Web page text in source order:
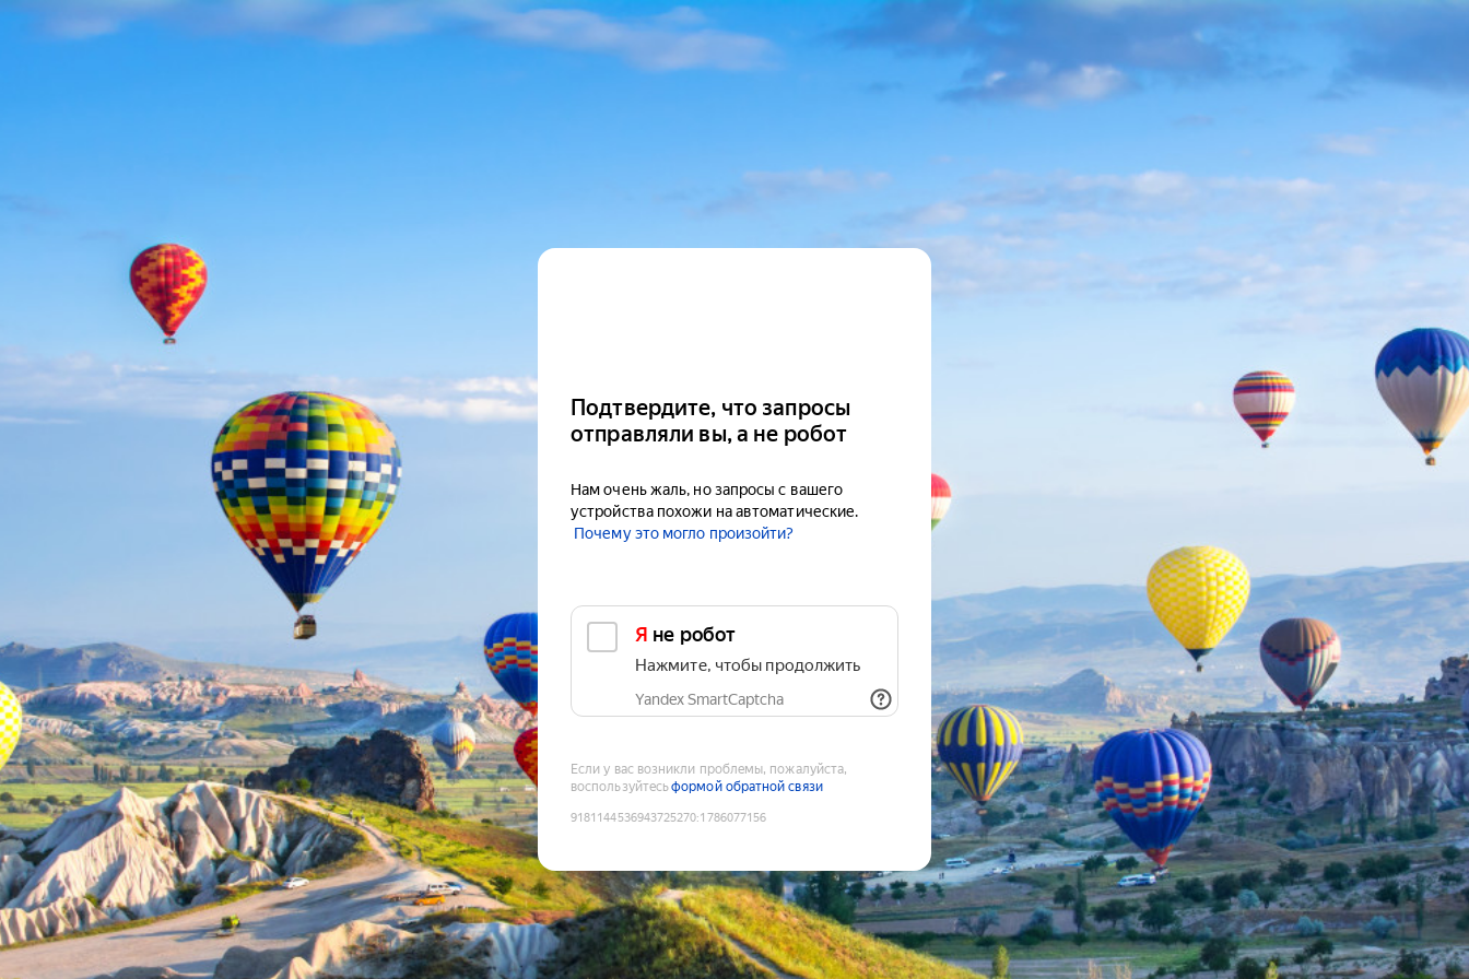
Подтвердите, что запросы
отправляли вы, а не робот
Нам очень жаль, но запросы с вашего
устройства похожи на автоматические.
Почему это могло произойти?
Я не робот
Нажмите, чтобы продолжить
Yandex SmartCaptcha
Если у вас возникли проблемы, пожалуйста,
воспользуйтесьформой обратной связи
9181144536943725270:1786077156